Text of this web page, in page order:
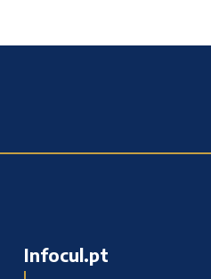
Infocul.pt